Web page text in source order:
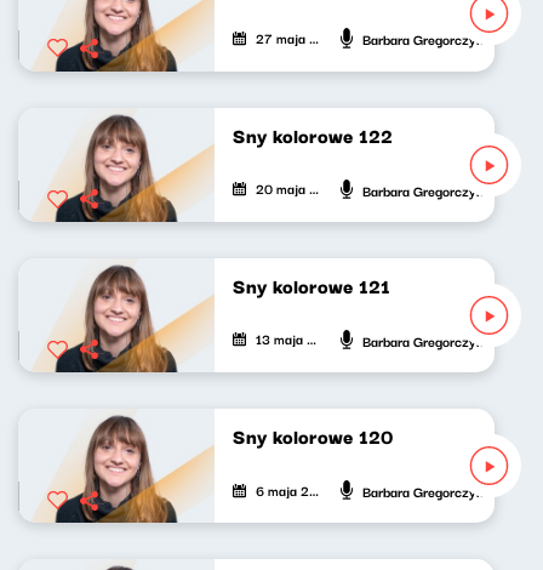
27 maja 2023 Barbara Gregorczyk
Sny kolorowe 122
20 maja 2023 Barbara Gregorczyk
Sny kolorowe 121
13 maja 2023 Barbara Gregorczyk
Sny kolorowe 120
6 maja 2023 Barbara Gregorczyk